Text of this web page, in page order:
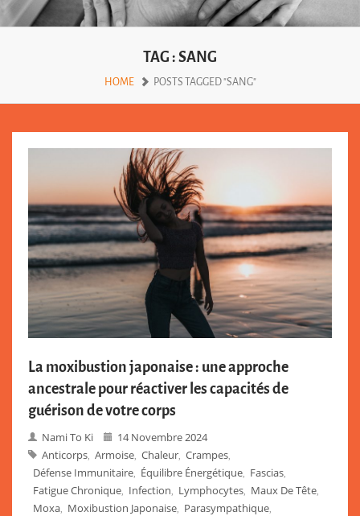
TAG : SANG
HOME POSTS TAGGED "SANG"
La moxibustion japonaise : une approche
ancestrale pour réactiver les capacités de
guérison de votre corps
Nami To Ki
14 Novembre 2024
Anticorps Armoise Chaleur Crampes
Défense Immunitaire Équilibre Énergétique Fascias
Fatigue Chronique Infection Lymphocytes Maux De Tête
Moxa Moxibustion Japonaise Parasympathique